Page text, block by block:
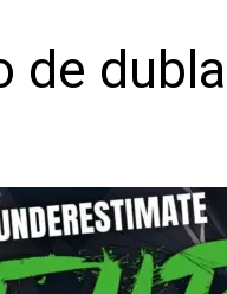
de